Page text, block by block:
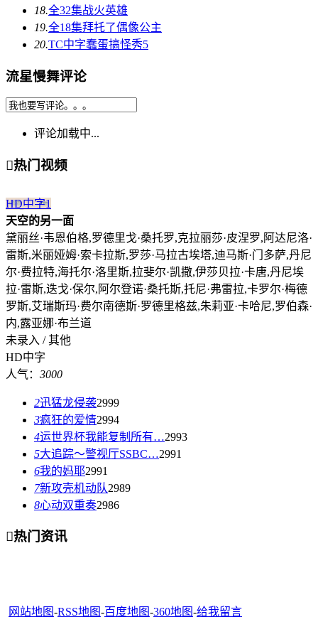
18.全32集战火英雄
19.全18集拜托了偶像公主
20.TC中字蠢蛋搞怪秀5
流星慢舞评论
评论加载中...
热门视频
HD中字1
天空的另一面
黛丽丝·韦恩伯格,罗德里戈·桑托罗,克拉丽莎·皮涅罗,阿达尼洛·
雷斯,米丽娅姆·索卡拉斯,罗莎·马拉古埃塔,迪马斯·门多萨,丹尼
尔·费拉特,海托尔·洛里斯,拉斐尔·凯撒,伊莎贝拉·卡唐,丹尼埃
拉·雷斯,迭戈·保尔,阿尔登诺·桑托斯,托尼·弗雷拉,卡罗尔·梅德
罗斯,艾瑞斯玛·费尔南德斯·罗德里格兹,朱莉亚·卡哈尼,罗伯森·
内,露亚娜·布兰道
未录入 / 其他
HD中字
人气： 3000
2迅猛龙侵袭2999
3疯狂的爱情2994
4运世界杯我能复制所有…2993
5大追踪〜警视厅SSBC…2991
6我的妈耶2991
7新攻壳机动队2989
8心动双重奏2986
热门资讯
网站地图-RSS地图-百度地图-360地图-给我留言